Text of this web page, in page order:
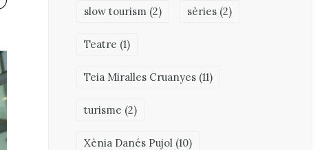
slow tourism (2) sèries (2)
Teatre (1)
Teia Miralles Cruanyes (11)
turisme (2)
Xènia Danés Pujol (10)